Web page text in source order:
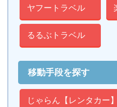
ヤフートラベル
るるぶトラベル
移動手段を探す
じゃらん【レンタカー】